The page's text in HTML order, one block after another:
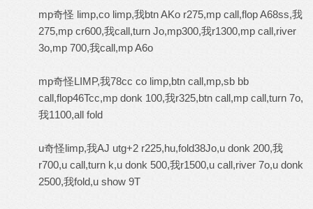
mp奇怪 limp,co limp,我btn AKo r275,mp call,flop A68ss,我
275,mp cr600,我call,turn Jo,mp300,我r1300,mp call,river
3o,mp 700,我call,mp A6o
mp奇怪LIMP,我78cc co limp,btn call,mp,sb bb
call,flop46Tcc,mp donk 100,我r325,btn call,mp call,turn 7o,
我1100,all fold
u奇怪limp,我AJ utg+2 r225,hu,fold38Jo,u donk 200,我
r700,u call,turn k,u donk 500,我r1500,u call,river 7o,u donk
2500,我fold,u show 9T